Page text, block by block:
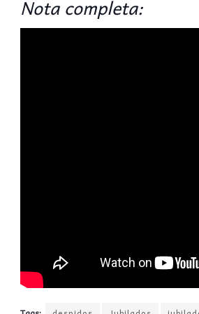
Nota completa: